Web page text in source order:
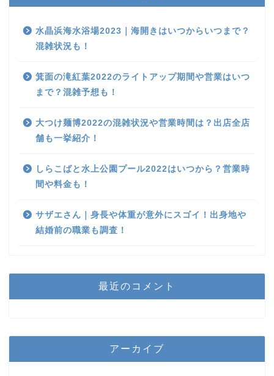
水晶浜海水浴場2023｜海開きはいつからいつまで？
混雑状況も！
箕面の滝紅葉2022のライトアップ期間や営業はいつ
まで？混雑予想も！
大つけ麺博2022の混雑状況や営業時間は？出店全店
舗も一挙紹介！
しらこばと水上公園プール2022はいつから？営業時
間や料金も！
サザエさん｜身長や体重が意外にスゴイ！出身地や
結婚前の職業も調査！
最近のコメント
アーカイブ